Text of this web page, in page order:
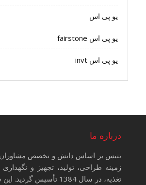
یو پی اس
یو پی اس fairstone
یو پی اس invt
درباره ما
تتیس بر اساس دانش و تخصص مشاوران
زمینه طراحی، تولید، تجهیز و
تغذیه، در سال 1384 تأسیس